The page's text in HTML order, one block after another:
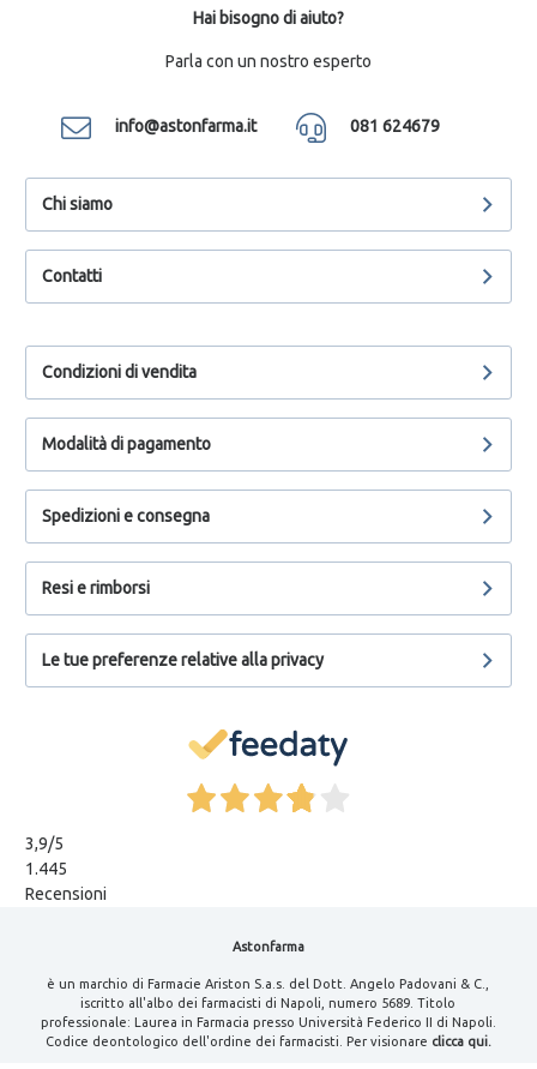
Hai bisogno di aiuto?
Parla con un nostro esperto
info@astonfarma.it 081 624679
Chi siamo
Contatti
Condizioni di vendita
Modalità di pagamento
Spedizioni e consegna
Resi e rimborsi
Le tue preferenze relative alla privacy
3,9/5
1.445
Recensioni
Astonfarma
è un marchio di Farmacie Ariston S.a.s. del Dott. Angelo Padovani & C.,
iscritto all'albo dei farmacisti di Napoli, numero 5689. Titolo
professionale: Laurea in Farmacia presso Università Federico II di Napoli.
Codice deontologico dell'ordine dei farmacisti. Per visionare clicca qui.